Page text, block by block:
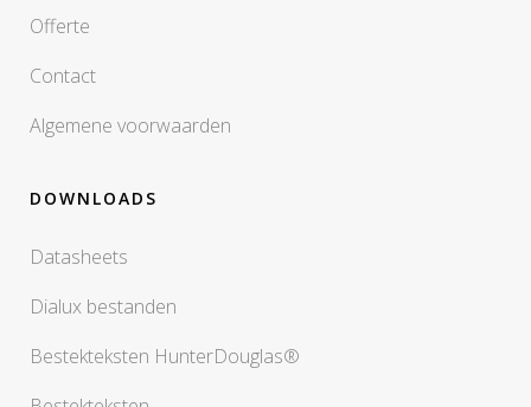
Offerte
Contact
Algemene voorwaarden
DOWNLOADS
Datasheets
Dialux bestanden
Bestekteksten HunterDouglas®